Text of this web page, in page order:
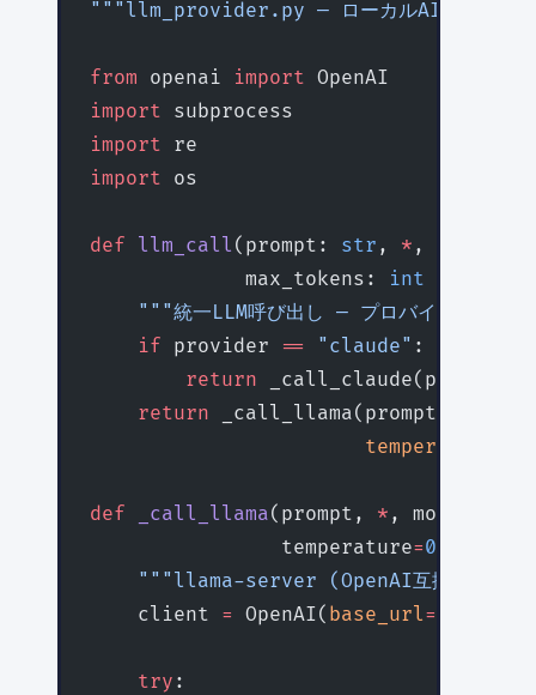
"""llm_provider.py — ローカルAI統一呼び出
from openai import OpenAI
import subprocess
import re
import os
def llm_call (prompt: str , * ,
             max_tokens:
int
"""統一LLM呼び出し — プロバイダーを意
    if
provider == "claude" :
        return
_call_claude(prompt,
    return
_call_llama(prompt,
                       temperature
def _call_llama(prompt, * , model
                temperature
=0.7
"""llama-server (OpenAI互換API) 呼
    client
= OpenAI( base_url=
    try
: